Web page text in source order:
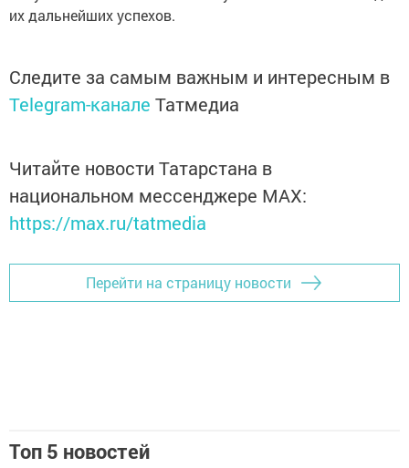
их дальнейших успехов.
Следите за самым важным и интересным в
Telegram-канале Татмедиа
Читайте новости Татарстана в
национальном мессенджере MАХ:
https://max.ru/tatmedia
Перейти на страницу новости
Топ 5 новостей